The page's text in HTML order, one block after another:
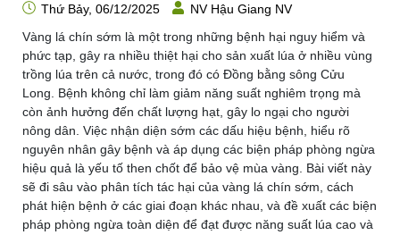
Thứ Bảy, 06/12/2025
NV Hậu Giang NV
Vàng lá chín sớm là một trong những bệnh hại nguy hiểm và
phức tạp, gây ra nhiều thiệt hại cho sản xuất lúa ở nhiều vùng
trồng lúa trên cả nước, trong đó có Đồng bằng sông Cửu
Long. Bệnh không chỉ làm giảm năng suất nghiêm trọng mà
còn ảnh hưởng đến chất lượng hạt, gây lo ngại cho người
nông dân. Việc nhận diện sớm các dấu hiệu bệnh, hiểu rõ
nguyên nhân gây bệnh và áp dụng các biện pháp phòng ngừa
hiệu quả là yếu tố then chốt để bảo vệ mùa vàng. Bài viết này
sẽ đi sâu vào phân tích tác hại của vàng lá chín sớm, cách
phát hiện bệnh ở các giai đoạn khác nhau, và đề xuất các biện
pháp phòng ngừa toàn diện để đạt được năng suất lúa cao và